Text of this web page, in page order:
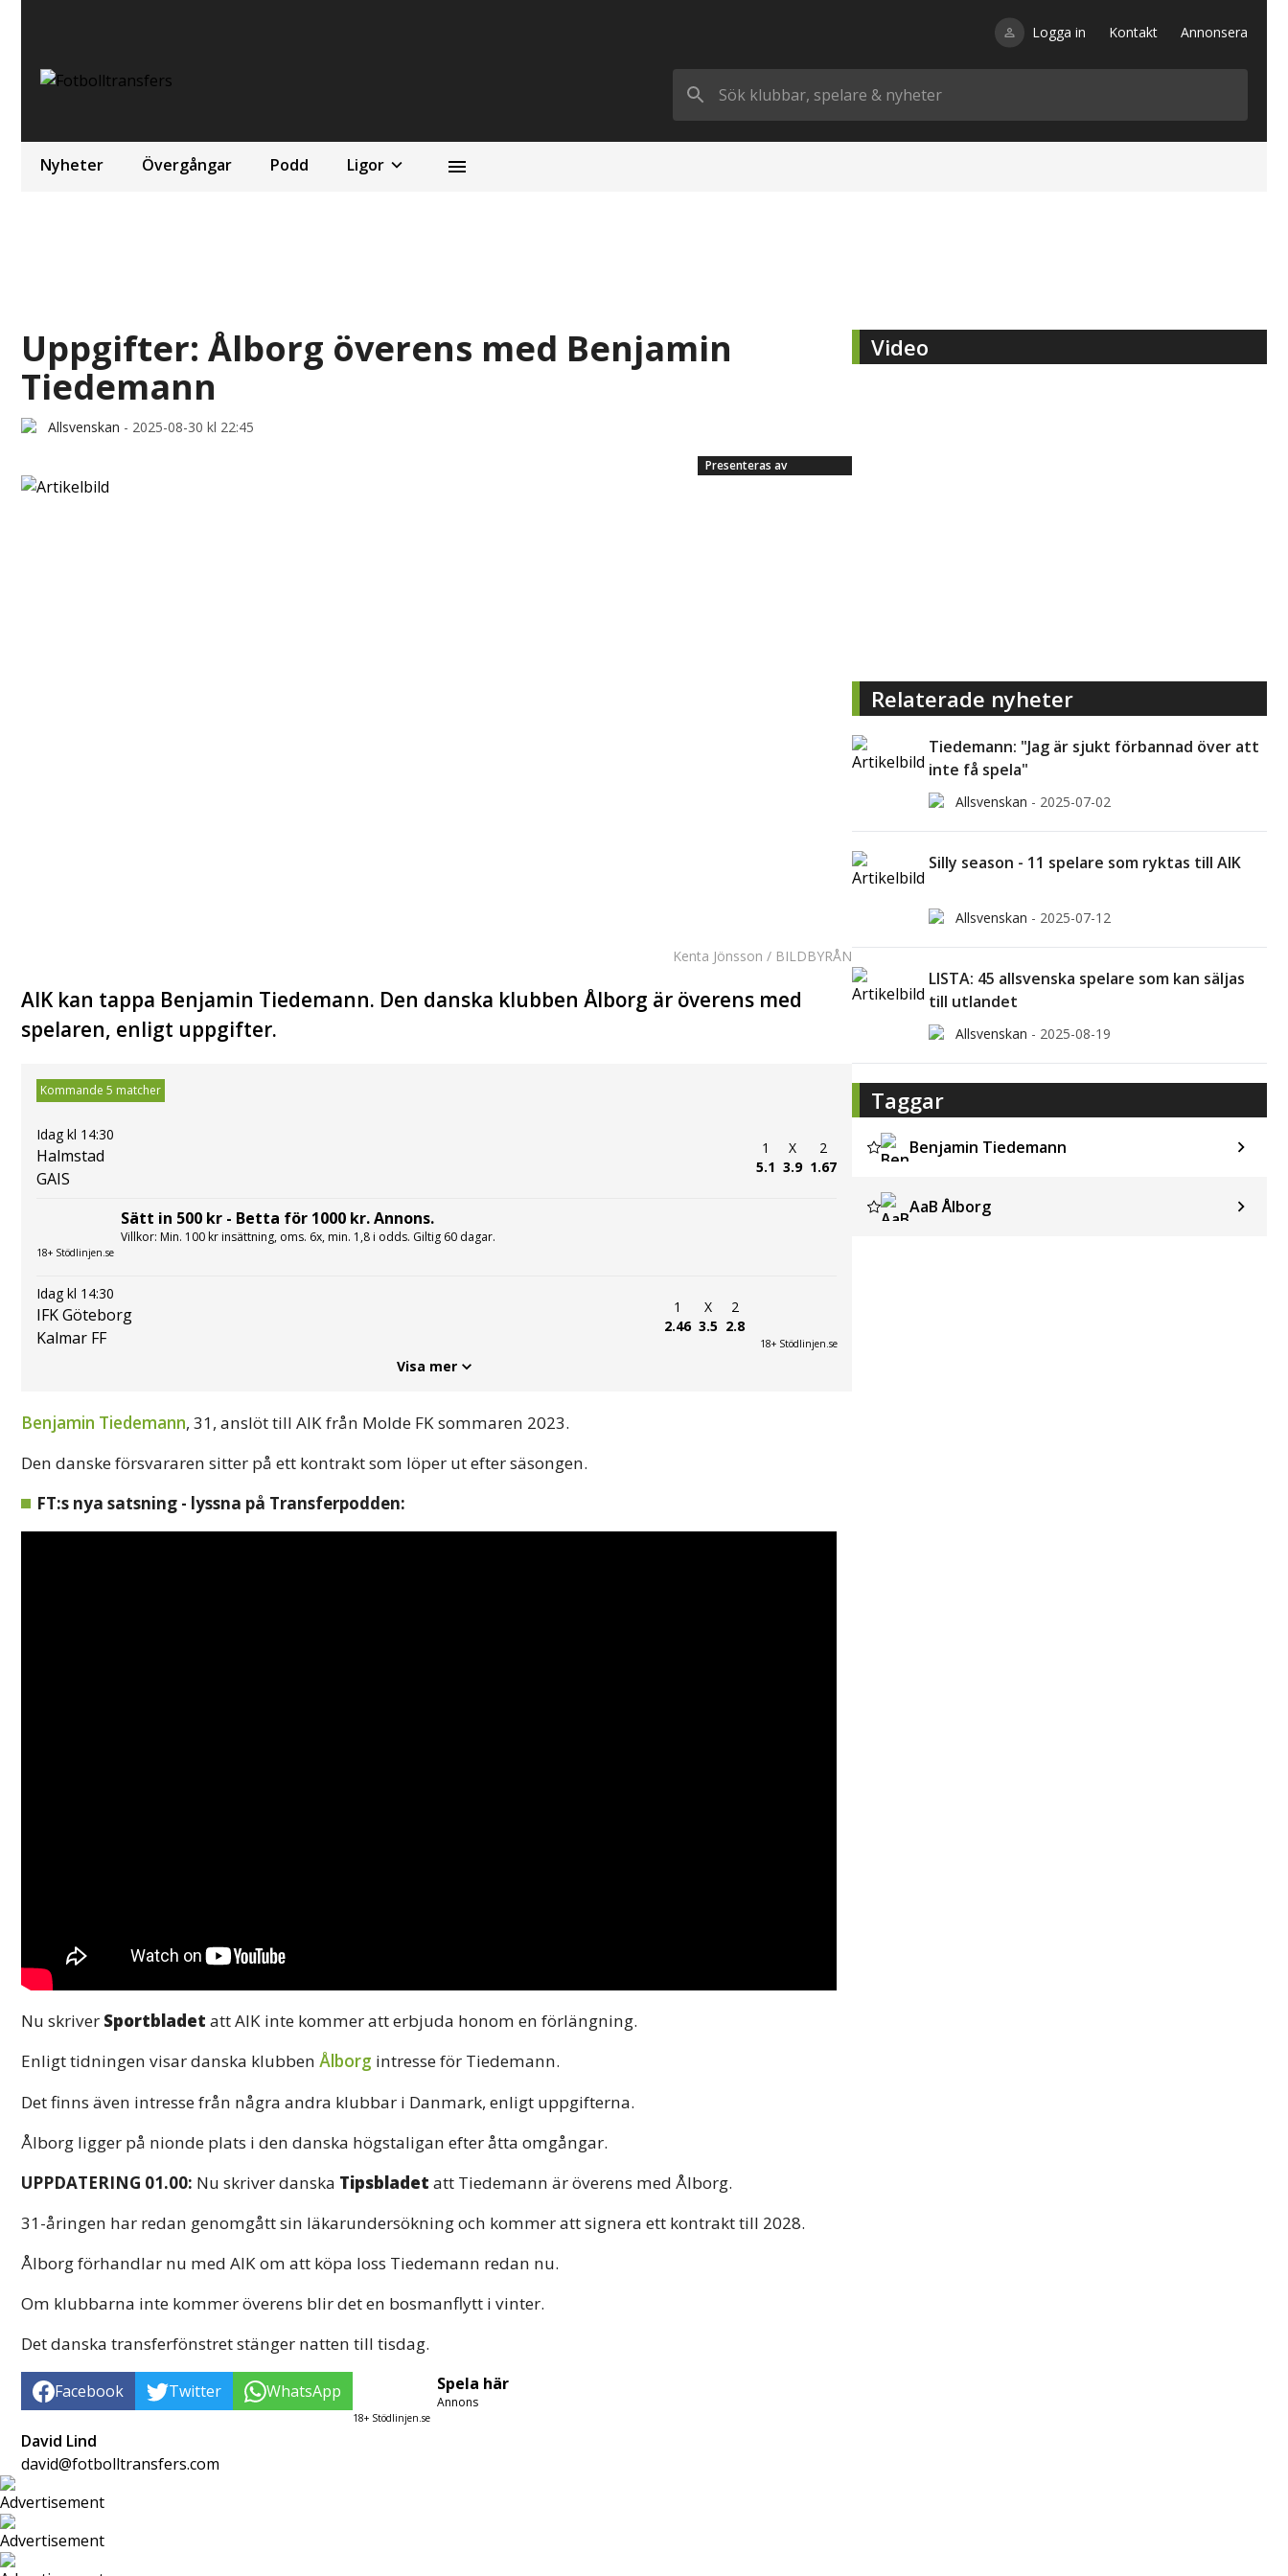
Logga in Kontakt Annonsera
Nyheter Övergångar Podd Ligor
Uppgifter: Ålborg överens med Benjamin
Tiedemann
Allsvenskan - 2025-08-30 kl 22:45
Presenteras av
Kenta Jönsson / BILDBYRÅN
AIK kan tappa Benjamin Tiedemann. Den danska klubben Ålborg är överens med
spelaren, enligt uppgifter.
Kommande 5 matcher
Idag kl 14:30
Halmstad
GAIS
1
5.1
X
3.9
2
1.67
18+ Stödlinjen.se
Sätt in 500 kr - Betta för 1000 kr. Annons.
Villkor: Min. 100 kr insättning, oms. 6x, min. 1,8 i odds. Giltig 60 dagar.
Idag kl 14:30
IFK Göteborg
Kalmar FF
1
2.46
X
3.5
2
2.8
18+ Stödlinjen.se
Visa mer
Benjamin Tiedemann, 31, anslöt till AIK från Molde FK sommaren 2023.
Den danske försvararen sitter på ett kontrakt som löper ut efter säsongen.
FT:s nya satsning - lyssna på Transferpodden:
Nu skriver Sportbladet att AIK inte kommer att erbjuda honom en förlängning.
Enligt tidningen visar danska klubben Ålborg intresse för Tiedemann.
Det finns även intresse från några andra klubbar i Danmark, enligt uppgifterna.
Ålborg ligger på nionde plats i den danska högstaligan efter åtta omgångar.
UPPDATERING 01.00: Nu skriver danska Tipsbladet att Tiedemann är överens med Ålborg.
31-åringen har redan genomgått sin läkarundersökning och kommer att signera ett kontrakt till 2028.
Ålborg förhandlar nu med AIK om att köpa loss Tiedemann redan nu.
Om klubbarna inte kommer överens blir det en bosmanflytt i vinter.
Det danska transferfönstret stänger natten till tisdag.
Facebook Twitter WhatsApp
18+ Stödlinjen.se
Spela här
Annons
David Lind
david@fotbolltransfers.com
Video
Relaterade nyheter
Tiedemann: "Jag är sjukt förbannad över att
inte få spela"
Allsvenskan - 2025-07-02
Silly season - 11 spelare som ryktas till AIK
Allsvenskan - 2025-07-12
LISTA: 45 allsvenska spelare som kan säljas
till utlandet
Allsvenskan - 2025-08-19
Taggar
Benjamin Tiedemann
AaB Ålborg